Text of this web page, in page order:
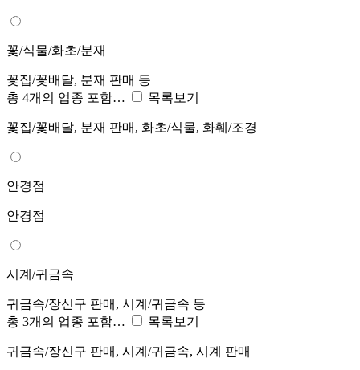
꽃/식물/화초/분재
꽃집/꽃배달, 분재 판매 등
총 4개의 업종 포함…
목록보기
꽃집/꽃배달, 분재 판매, 화초/식물, 화훼/조경
안경점
안경점
시계/귀금속
귀금속/장신구 판매, 시계/귀금속 등
총 3개의 업종 포함…
목록보기
귀금속/장신구 판매, 시계/귀금속, 시계 판매